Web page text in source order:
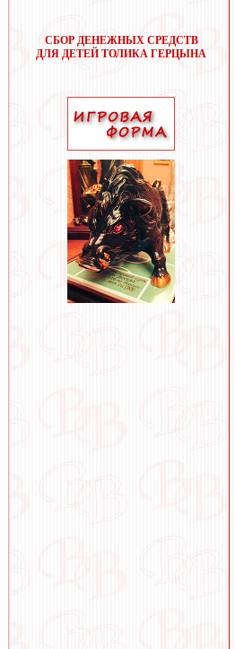
СБОР ДЕНЕЖНЫХ СРЕДСТВ
ДЛЯ ДЕТЕЙ ТОЛИКА ГЕРЦЫНА